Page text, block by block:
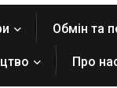
Обмін та
Про